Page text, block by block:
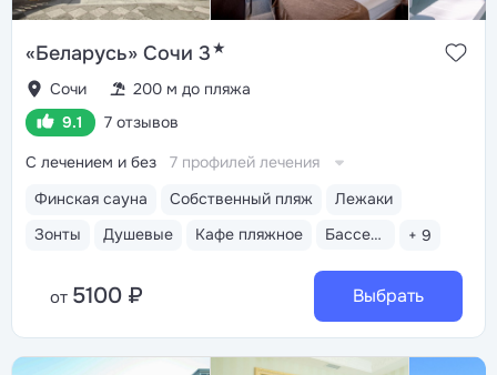
«Беларусь» Сочи 3★
Сочи
200 м до пляжа
9.1
7 отзывов
Финская сауна Собственный пляж
Лежаки
Зонты
Душевые Кафе пляжное Бассейн открытый + 9
С лечением и без 7 профилей лечения
от 5100 ₽ Выбрать